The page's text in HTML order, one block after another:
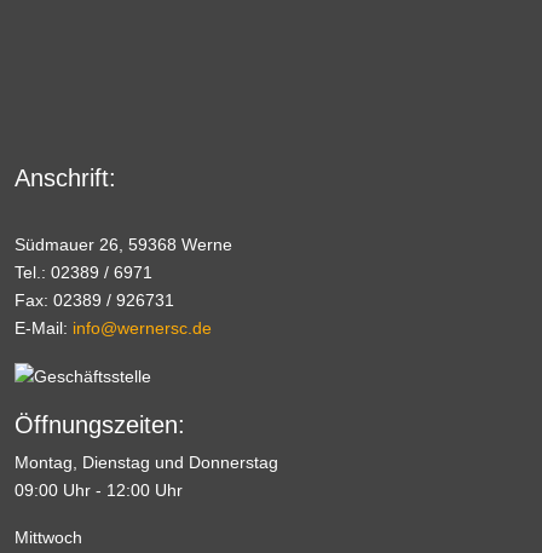
Anschrift:
Südmauer 26, 59368 Werne
Tel.: 02389 / 6971
Fax: 02389 / 926731
E-Mail: info@wernersc.de
Öffnungszeiten:
Montag, Dienstag und Donnerstag
09:00 Uhr - 12:00 Uhr
Mittwoch